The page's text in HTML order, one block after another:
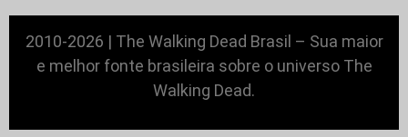
2010-2026 | The Walking Dead Brasil – Sua maior
e melhor fonte brasileira sobre o universo The
Walking Dead.